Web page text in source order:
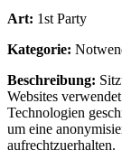
Art: 1st Party
Kategorie:
Beschreibung:
Websites
Technologien
um eine
aufrechtzuerhalten.